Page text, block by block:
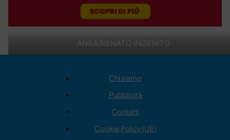
ANSA/RENATO INGENITO
Chi siamo
Pubblicità
Contatti
Cookie Policy (UE)